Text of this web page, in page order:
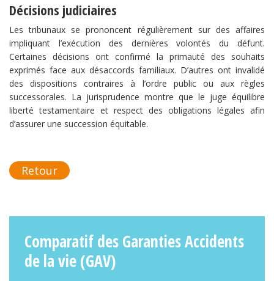
Décisions judiciaires
Les tribunaux se prononcent régulièrement sur des affaires
impliquant l’exécution des dernières volontés du défunt.
Certaines décisions ont confirmé la primauté des souhaits
exprimés face aux désaccords familiaux. D’autres ont invalidé
des dispositions contraires à l’ordre public ou aux règles
successorales. La jurisprudence montre que le juge équilibre
liberté testamentaire et respect des obligations légales afin
d’assurer une succession équitable.
Retour
Comparatif des Garanties Accidents
de la vie (GAV)